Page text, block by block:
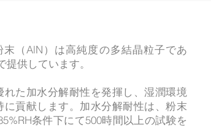
（AlN）は高純度の多結晶粒子であ
供しています。
た加水分解耐性を発揮し、湿潤環境
貢献します。加水分解耐性は、粉末
条件下にて500時間以上の試験を